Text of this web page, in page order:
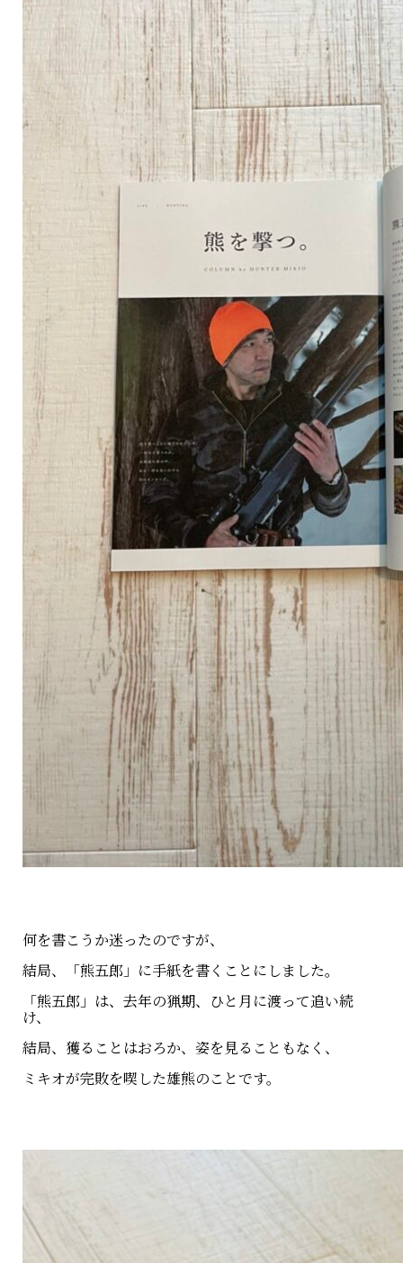
何を書こうか迷ったのですが、
結局、「熊五郎」に手紙を書くことにしました。
「熊五郎」は、去年の猟期、ひと月に渡って追い続
け、
結局、獲ることはおろか、姿を見ることもなく、
ミキオが完敗を喫した雄熊のことです。